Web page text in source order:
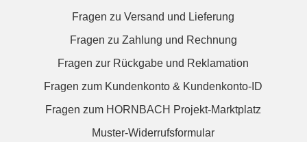
Fragen zu Versand und Lieferung
Fragen zu Zahlung und Rechnung
Fragen zur Rückgabe und Reklamation
Fragen zum Kundenkonto & Kundenkonto-ID
Fragen zum HORNBACH Projekt-Marktplatz
Muster-Widerrufsformular